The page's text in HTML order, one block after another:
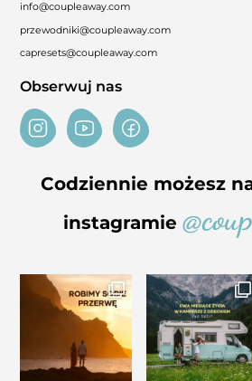
info@coupleaway.com
przewodniki@coupleaway.com
capresets@coupleaway.com
Obserwuj nas
Codziennie możesz
instagramie